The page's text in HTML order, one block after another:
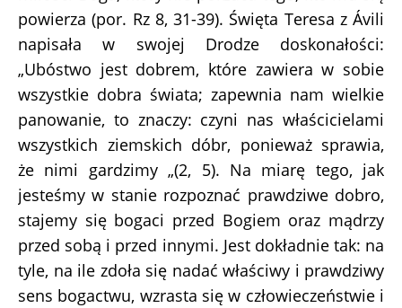
powierza (por. Rz 8, 31-39). Święta Teresa z Ávili
napisała w swojej Drodze doskonałości:
„Ubóstwo jest dobrem, które zawiera w sobie
wszystkie dobra świata; zapewnia nam wielkie
panowanie, to znaczy: czyni nas właścicielami
wszystkich ziemskich dóbr, ponieważ sprawia,
że nimi gardzimy „(2, 5). Na miarę tego, jak
jesteśmy w stanie rozpoznać prawdziwe dobro,
stajemy się bogaci przed Bogiem oraz mądrzy
przed sobą i przed innymi. Jest dokładnie tak: na
tyle, na ile zdoła się nadać właściwy i prawdziwy
sens bogactwu, wzrasta się w człowieczeństwie i